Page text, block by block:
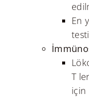
En
T
için